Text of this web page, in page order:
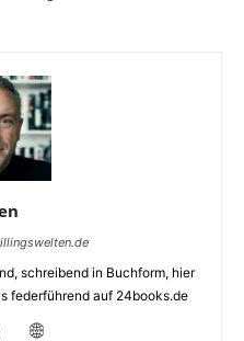
schreibend in Buchform, hier
federführend auf 24books.de